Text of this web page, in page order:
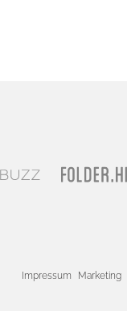
Impressum Marketing